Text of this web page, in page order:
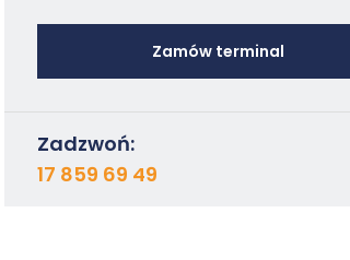
Zamów terminal
Zadzwoń:
17 859 69 49